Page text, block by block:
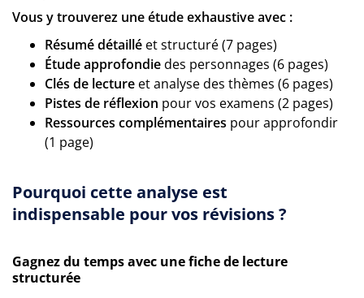
Vous y trouverez une étude exhaustive avec :
Résumé détaillé et structuré (7 pages)
Étude approfondiedes personnages (6 pages)
Clés de lecture et analyse des thèmes (6 pages)
Pistes de réflexion pour vos examens (2 pages)
Ressources complémentaires pour approfondir
(1 page)
Pourquoi cette analyse est
indispensable pour vos révisions ?
Gagnez du temps avec une fiche de lecture
structurée